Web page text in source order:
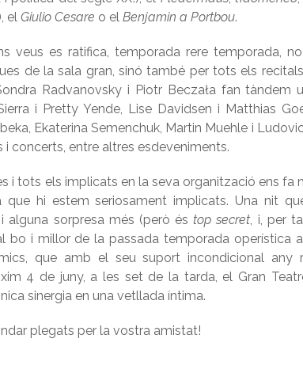
elGiulio Cesare o elBenjamin a Portbou.
veus es ratifica, temporada rere temporada,
de la sala gran, sinó també per tots els recitals
Radvanovsky i Piotr Beczała fan tàndem
i Pretty Yende, Lise Davidsen i Matthias
Ekaterina Semenchuk, Martin Muehle i
concerts, entre altres esdeveniments.
i tots els implicats en la seva organització ens fa
hi estem seriosament implicats. Una nit
alguna sorpresa més (però éstop secret, i, per
bo i millor de la passada temporada operística
que amb el seu suport incondicional any
4 de juny, a les set de la tarda, el Gran
sinergia en una vetllada íntima.
plegats per la vostra amistat!